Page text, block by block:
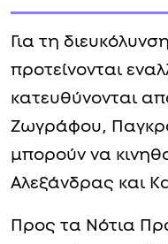
Προς τα Νότια
μπορούν να
Πειραιώς –
Ποσειδώνος ή